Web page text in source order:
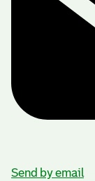
Send by email